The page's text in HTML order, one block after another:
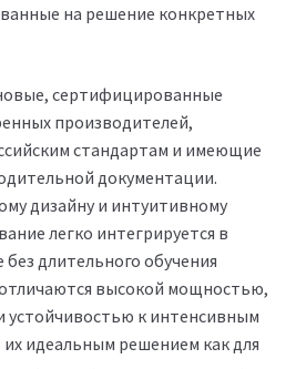
на решение конкретных
сертифицированные
производителей,
стандартам и имеющие
документации.
дизайну и интуитивному
легко интегрируется в
длительного обучения
высокой мощностью,
устойчивостью к интенсивным
их идеальным решением как для